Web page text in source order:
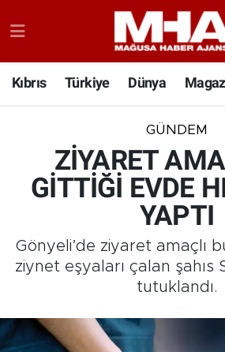
Kıbrıs Türkiye Dünya
GÜNDEM
ZİYARET
GİTTİĞİ EVDE
YAPTI
Gönyeli’de ziyaret amaçlı
ziynet eşyaları çalan şahıs
tutuklandı.